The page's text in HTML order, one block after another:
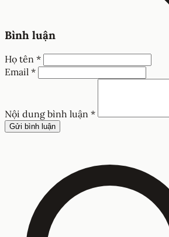
Bình luận
Họ tên *
Email *
Nội dung bình luận *
Gửi bình luận